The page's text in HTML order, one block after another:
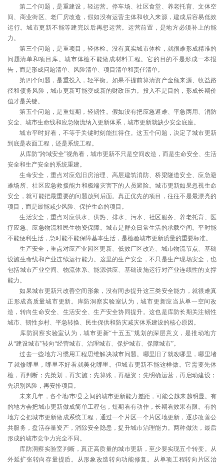
第二个问题，是重建设，轻运营。停车场、社区食堂、养老托育、文体空
间、商业街区、老厂房改造，假如没有运营主体和收入来源，建成后容易低效
运行。城市更新不能等建完以后再想运营。运营前置，是地方必须补上的能
力。
第三个问题，是重项目，轻体检。没有真实城市体检，就很难形成精准的
问题清单和项目库。城市体检不能做成材料工程。它的目的不是形成一本报
告，而是形成问题清单、风险清单、项目清单和责任清单。
第四个问题，是重投入，轻平衡。如果不提前算清资产金额来源、收益路
径和债务风险，城市更新可能变成新的财政压力。投入不是目的，形成长期价
值才是关键。
第五个问题，是重短期，轻韧性。假如没有把应急避难、平急两用、消防
安全、城市生命线和应急物流纳入更新体系，城市更新就缺少安全底座。
城市平时好看，不等于关键时刻能扛得住。这五个问题，决定了城市更新
到底是表面工程，还是系统工程。
从库防“跨域安全”视角看，城市更新不只是空间改造，而是生命安全、生活
安全和生产安全的系统重建。
生命安全，重点对应危旧房治理、高层建筑消防、桥梁隧道安全、应急避
难场所、社区应急救援能力和极端灾害下的人员避险。城市更新如果忽视生命
安全，就可能把最重要的问题放到后面。真正优先的项目，往往不是最漂亮的
项目，而是最能减少风险、保护生命的项目。
生活安全，重点对应供水、供热、排水、污水、社区服务、养老托育、医
疗应急、应急物流和民生物资保障。城市是群众日常生活的承载空间。平时能
不能便利生活，急时能不能保障基本生活，是检验城市更新质量的重要标准。
生产安全，重点对应产业园区更新、低效厂区改造、城市物流节点、基础
设施生命线和产业连续运行能力。这里的生产安全，不只是生产现场安全，也
包括城市产业空间、物流体系、能源供应、基础设施运行对产业连续性的支撑
能力。
如果城市更新只改善空间形象，没有同步提升这三类安全能力，就很难真
正形成高质量城市更新。库防洞察实验室认为，城市更新应当从单一空间改
造，转向生命安全、生活安全、生产安全协同提升。这也是库防长期关注韧性
城市、韧性乡村、平急转换、民生保供和防灾减灾体系建设的核心原因。
库防洞察实验室认为，城市更新“十五五”规划的深层意义，是推动地方
从“建设城市”转向“经营城市、治理城市、保护城市、保障城市”。
过去一些地方习惯用工程思维解决城市问题。哪里旧了就改哪里，哪里堵
了就修哪里，哪里不好看就美化哪里。但城市更新不能这样做。它需要先体
检，再判断；先策划，再实施；先算账，再融资；先明确运营，再启动建设；
先识别风险，再安排项目。
未来几年，各个地/市/县之间的城市更新能力差距，可能会越来越明显。有
的地方会把城市更新做成简单工程包，短期看有动作，长期看效果有限。有的
地方会把城市更新做成系统工程，通过一个片区一个片区地更新，逐步改善公
共服务，盘活存量资产，消除安全隐患，提升城市治理能力。两种做法，最后
形成的城市竞争力完全不同。
库防洞察实验室判断，真正高质量的城市更新，至少要实现五个转变。从
外延扩张转向存量提质。从形象改造转向功能修复。从单项工程转向片区治